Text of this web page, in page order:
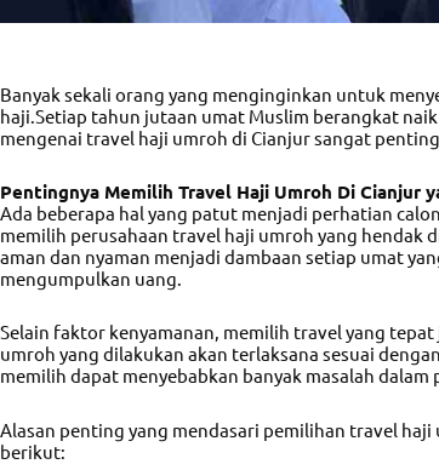
Banyak sekali orang yang menginginkan untuk
haji.Setiap tahun jutaan umat Muslim berangkat
mengenai travel haji umroh di Cianjursangat
Pentingnya Memilih Travel Haji Umroh Di Cianjur
Ada beberapa hal yang patut menjadi perhatian
memilih perusahaan travel haji umroh yang hendak
aman dan nyaman menjadi dambaan setiap umat
mengumpulkan uang.
Selain faktor kenyamanan, memilih travel yang
umroh yang dilakukan akan terlaksana sesuai
memilih dapat menyebabkan banyak masalah
Alasan penting yang mendasari pemilihan travel haji
berikut: